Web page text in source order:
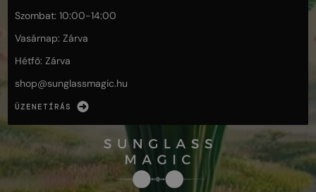
Szombat: 10:00-14:00
Vasárnap: Zárva
Hétfő: Zárva
shop@sunglassmagic.hu
ÜZENETÍRÁS